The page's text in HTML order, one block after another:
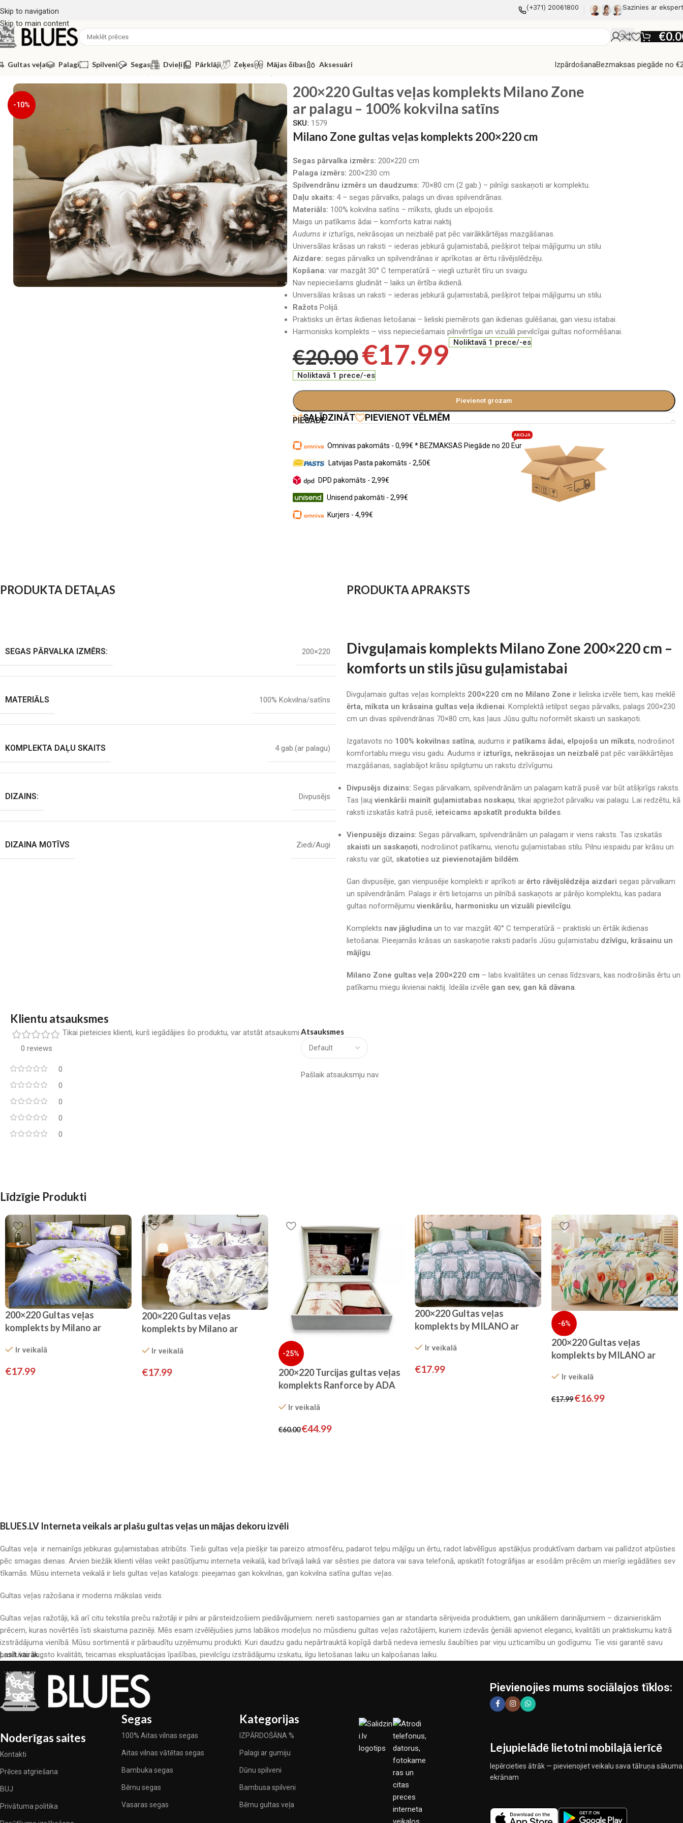
Skip to navigation
Skip to main content
(+371) 20061800 Sazinies ar
€
Gultas veļa Palagi Spilveni Segas Dvieļi Pārklāji Zeķes Mājas čības Aksesuāri IzpārdošanaBezmaksas piegāde no
Gultas veļa 200x220 GULTAS VEĻAS KOMPLEKTI 200×220 Gultas veļas komplekts Milano Zone ar palagu – 100% kokvilna satīns
-10%
200×220 Gultas veļas komplekts Milano Zone
ar palagu – 100% kokvilna satīns
SKU: 1579
Milano Zone gultas veļas komplekts 200×220 cm
Segas pārvalka izmērs: 200×220 cm
Palaga izmērs: 200×230 cm
Spilvendrānu izmērs un daudzums: 70×80 cm (2 gab.) – pilnīgi saskaņoti ar komplektu.
Daļu skaits: 4 – segas pārvalks, palags un divas spilvendrānas.
Materiāls: 100% kokvilna satīns – mīksts, gluds un elpojošs.
Maigs un patīkams ādai – komforts katrai naktij.
Audums ir izturīgs, nekrāsojas un neizbalē pat pēc vairākkārtējas mazgāšanas.
Universālas krāsas un raksti – iederas jebkurā guļamistabā, piešķirot telpai mājīgumu un stilu
Aizdare: segas pārvalks un spilvendrānas ir aprīkotas ar ērtu rāvējslēdzēju.
Kopšana: var mazgāt 30° C temperatūrā – viegli uzturēt tīru un svaigu.
Nav nepieciešams gludināt – laiks un ērtība ikdienā.
Universālas krāsas un raksti – iederas jebkurā guļamistabā, piešķirot telpai mājīgumu un stilu.
RažotsPolijā.
Praktisks un ērtas ikdienas lietošanai – lieliski piemērots gan ikdienas gulēšanai, gan viesu istabai.
Harmonisks komplekts – viss nepieciešamais pilnvērtīgai un vizuāli pievilcīgai gultas noformēšanai.
€20.00€17.99 Noliktavā 1 prece/-es
Noliktavā 1 prece/-es
Pievienot grozam
SALĪDZINĀT PIEVIENOT VĒLMĒM
PIEGĀDE
Omnivas pakomāts - 0,99€ * BEZMAKSAS Piegāde no 20 Eur
AKCIJA
Latvijas Pasta pakomāts - 2,50€
DPD pakomāts - 2,99€
Unisend pakomāti - 2,99€
Kurjers - 4,99€
PRODUKTA DETAĻAS
SEGAS PĀRVALKA IZMĒRS: 200×220
MATERIĀLS 100% Kokvilna/satīns
KOMPLEKTA DAĻU SKAITS 4 gab.(ar palagu)
DIZAINS: Divpusējs
DIZAINA MOTĪVS Ziedi/Augi
PRODUKTA APRAKSTS
Divguļamais komplekts Milano Zone 200×220 cm –
komforts un stils jūsu guļamistabai
Divguļamais gultas veļas komplekts 200×220 cm no Milano Zone ir lieliska izvēle tiem, kas meklē
ērta, mīksta un krāsaina gultas veļa ikdienai . Komplektā ietilpst segas pārvalks, palags 200×230
cm un divas spilvendrānas 70×80 cm, kas ļaus Jūsu gultu noformēt skaisti un saskaņoti.
Izgatavots no 100% kokvilnas satīna, audums ir patīkams ādai, elpojošs un mīksts, nodrošinot
komfortablu miegu visu gadu. Audums ir izturīgs, nekrāsojas un neizbalē pat pēc vairākkārtējas
mazgāšanas, saglabājot krāsu spilgtumu un rakstu dzīvīgumu.
Divpusējs dizains: Segas pārvalkam, spilvendrānām un palagam katrā pusē var būt atšķirīgs raksts.
Tas ļauj vienkārši mainīt guļamistabas noskaņu, tikai apgriežot pārvalku vai palagu. Lai redzētu, kā
raksti izskatās katrā pusē, ieteicams apskatīt produkta bildes
Vienpusējs dizains: Segas pārvalkam, spilvendrānām un palagam ir viens raksts. Tas izskatās
skaisti un saskaņoti, nodrošinot patīkamu, vienotu guļamistabas stilu. Pilnu iespaidu par krāsu un
rakstu var gūt, skatoties uz pievienotajām bildēm
Gan divpusējie, gan vienpusējie komplekti ir aprīkoti ar ērto rāvējslēdzēja aizdari segas pārvalkam
un spilvendrānām. Palags ir ērti lietojams un pilnībā saskaņots ar pārējo komplektu, kas padara
gultas noformējumu vienkāršu, harmonisku un vizuāli pievilcīgu
Komplekts nav jāgludina un to var mazgāt 40° C temperatūrā – praktiski un ērtāk ikdienas
lietošanai. Pieejamās krāsas un saskaņotie raksti padarīs Jūsu guļamistabu dzīvīgu, krāsainu un
mājīgu
Milano Zone gultas veļa 200×220 cm – labs kvalitātes un cenas līdzsvars, kas nodrošinās ērtu un
patīkamu miegu ikvienai naktij. Ideāla izvēle gan sev, gan kā dāvana
Klientu atsauksmes
0 reviews
0
0
0
0
0
Atsauksmes
Pašlaik atsauksmju nav.
Tikai pieteicies klienti, kurš iegādājies šo produktu, var atstāt atsauksmi.
Līdzīgie Produkti
200×220 Gultas veļas
komplekts by Milano ar
Ir veikalā
€17.99
200×220 Gultas veļas
komplekts by Milano ar
Ir veikalā
€17.99
-25%
200×220 Turcijas gultas veļas
komplekts Ranforce by ADA
Ir veikalā
€60.00 €44.99
200×220 Gultas veļas
komplekts by MILANO ar
SATĪNS
Ir veikalā
€17.99
-6%
200×220 Gultas veļas
komplekts by MILANO ar
SATĪNS
Ir veikalā
€17.99€16.99
BLUES.LV Interneta veikals ar plašu gultas veļas un mājas dekoru izvēli
Gultas veļa ir nemainīgs jebkuras guļamistabas atribūts. Tieši gultas veļa piešķir tai pareizo atmosfēru, padarot telpu mājīgu un ērtu, radot labvēlīgus apstākļus produktīvam darbam vai palīdzot atpūsties
pēc smagas dienas. Arvien biežāk klienti vēlas veikt pasūtījumu interneta veikalā, kad brīvajā laikā var sēsties pie datora vai sava telefonā, apskatīt fotogrāfijas ar esošām prēcēm un mierīgi iegādāties sev
tīkamās. Mūsu interneta veikalā ir liels gultas veļas katalogs: pieejamas gan kokvilnas, gan kokvilna satīna gultas veļas.
Gultas veļas ražošana ir moderns mākslas veids
Gultas veļas ražotāji, kā arī citu tekstila preču ražotāji ir pilni ar pārsteidzošiem piedāvājumiem: nereti sastopamies gan ar standarta sērijveida produktiem, gan unikāliem darinājumiem – dizainieriskām
prēcem, kuras novērtēs īsti skaistuma pazinēji. Mēs esam izvēlējušies jums labākos modeļus no mūsdienu gultas veļas ražotājiem, kuriem izdevās ģeniāli apvienot eleganci, kvalitāti un praktiskumu katrā
izstrādājuma vienībā. Mūsu sortimentā ir pārbaudītu uzņēmumu produkti. Kuri daudzu gadu nepārtrauktā kopīgā darbā nedeva iemeslu šaubīties par viņu uzticamību un godīgumu. Tie visi garantē savu
produktu augsto kvalitāti, teicamas ekspluatācijas īpašības, pievilcīgu izstrādājumu izskatu, ilgu lietošanas laiku un kalpošanas laiku.
Lasīt vairāk...
Noderīgas saites
Kontakti
Prēces atgriešana
BUJ
Privātuma politika
Segas
100% Aitas vilnas segas
Aitas vilnas vātētas segas
Bambuka segas
Bērnu segas
Vasaras segas
Kategorijas
IZPĀRDOŠĀNA %
Palagi ar gumiju
Dūnu spilveni
Bambusa spilveni
Bērnu gultas veļa
Pievienojies mums sociālajos tīklos:
Lejupielādē lietotni mobilajā ierīcē
Iepērcieties ātrāk — pievienojiet veikalu sava tālruņa sākuma
ekrānam